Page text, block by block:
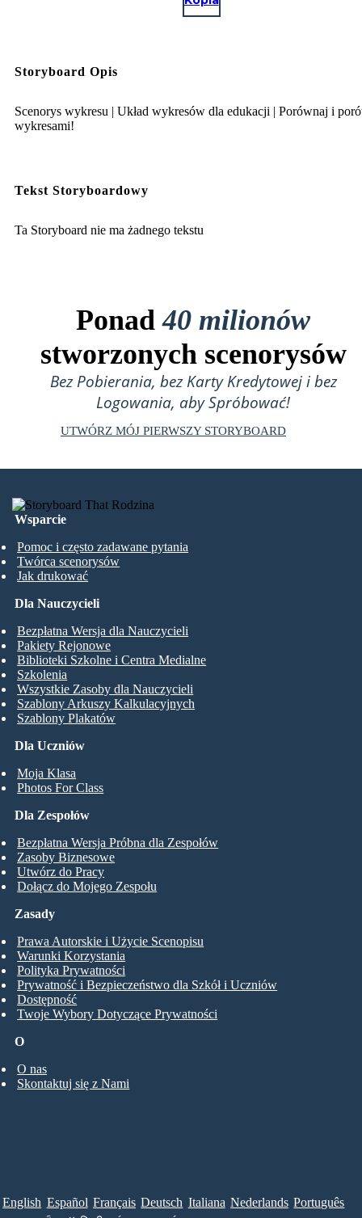
Storyboard Opis
Scenorys wykresu | Układ wykresów dla edukacji | Porównaj i
wykresami!
Tekst Storyboardowy
Ta Storyboard nie ma żadnego tekstu
Ponad40 milionów
stworzonych scenorysów
Bez Pobierania, bez Karty Kredytowej i bez
Logowania, aby Spróbować!
UTWÓRZ MÓJ PIERWSZY STORYBOARD
Wsparcie
Pomoc i często zadawane pytania
Twórca scenorysów
Jak drukować
Dla Uczniów
Moja Klasa
Photos For Class
Dla Nauczycieli
Bezpłatna Wersja dla Nauczycieli
Pakiety Rejonowe
Biblioteki Szkolne i Centra Medialne
Szkolenia
Wszystkie Zasoby dla Nauczycieli
Szablony Arkuszy Kalkulacyjnych
Szablony Plakatów
Dla Zespołów
Bezpłatna Wersja Próbna dla Zespołów
Zasoby Biznesowe
Utwórz do Pracy
Dołącz do Mojego Zespołu
O
O nas
Skontaktuj się z Nami
Zasady
Prawa Autorskie i Użycie Scenopisu
Warunki Korzystania
Polityka Prywatności
Prywatność i Bezpieczeństwo dla Szkół i Uczniów
Dostępność
Twoje Wybory Dotyczące Prywatności
English Español Français Deutsch Italiana Nederlands Português